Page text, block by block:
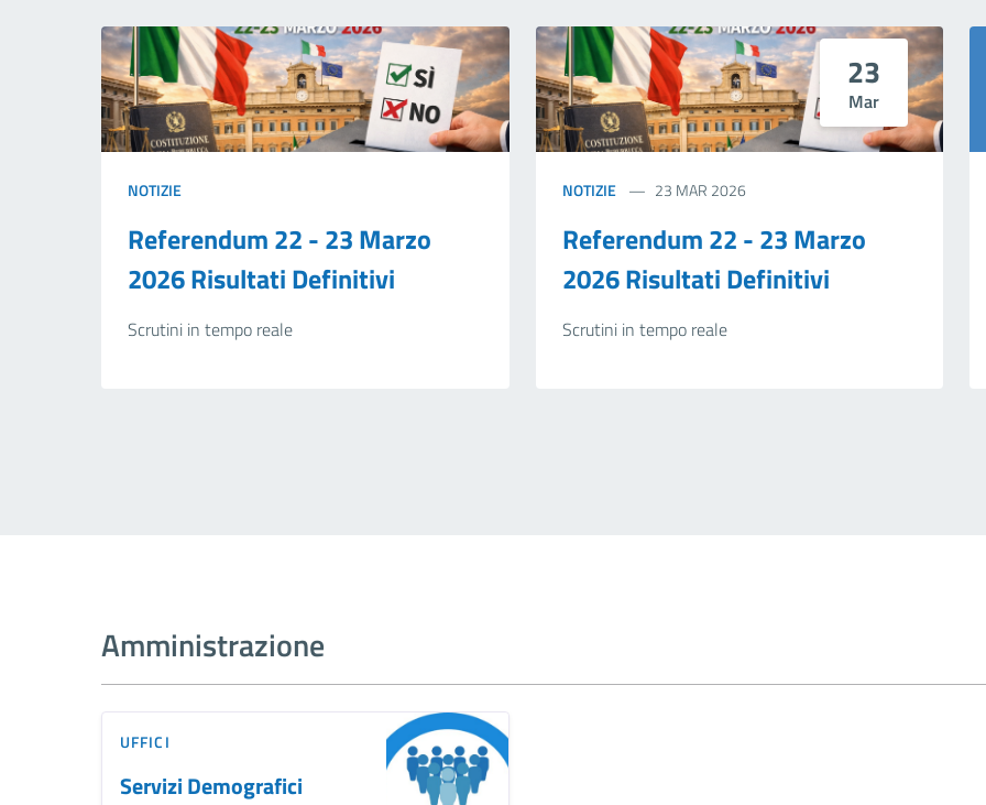
NOTIZIE
Referendum 22 - 23 Marzo
2026 Risultati Definitivi
Scrutini in tempo reale
23
Mar
NOTIZIE 23 MAR 2026
Referendum 22 - 23 Marzo
2026 Risultati Definitivi
Scrutini in tempo reale
Amministrazione
UFFICI
Servizi Demografici